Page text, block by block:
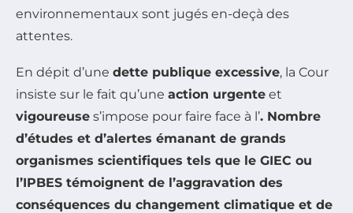
environnementaux sont jugés en-deçà des
attentes.
En dépit d’une dette publique excessive, la Cour
insiste sur le fait qu’une action urgente et
vigoureuse s’impose pour faire face à l’. Nombre
d’études et d’alertes émanant de grands
organismes scientifiques tels que le GIEC ou
l’IPBES témoignent de l’aggravation des
conséquences du changement climatique et de